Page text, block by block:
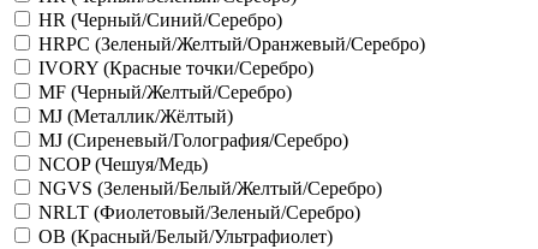
HR (Черный/Синий/Серебро)
HRPC (Зеленый/Желтый/Оранжевый/Серебро)
IVORY (Красные точки/Серебро)
MF (Черный/Желтый/Серебро)
MJ (Металлик/Жёлтый)
MJ (Сиреневый/Голография/Серебро)
NCOP (Чешуя/Медь)
NGVS (Зеленый/Белый/Желтый/Серебро)
NRLT (Фиолетовый/Зеленый/Серебро)
OB (Красный/Белый/Ультрафиолет)